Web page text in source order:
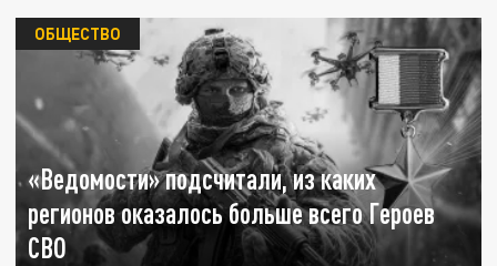
«Ведомости» подсчитали, из каких
регионов оказалось больше всего Героев
СВО
ОБЩЕСТВО